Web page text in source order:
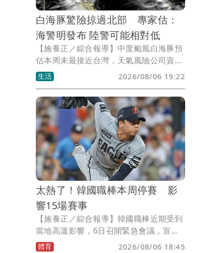
白海豚驚險掠過北部 專家估：
海警明發布 陸警可能相對低
【施養正／綜合報導】中度颱風白海豚預
估本周末最接近台灣，天氣風險公司資深
顧問吳聖宇6日表示，海上颱風警報應該
是7日就會發布，陸上警報只能說不排
除，但由於模式預報資料，大多顯示颱風
靠近過程有繼續減弱、風圈縮減的機會，
因此陸警的可能性相對還是低一些。
生活 2026/08/06 19:22
太熱了！韓國職棒本周停賽 影
響15場賽事
【施養正／綜合報導】韓國職棒近期受到
當地高溫影響，6日召開緊急會議，宣布7
日至9日的15場比賽全部取消；且11日開
體育 2026/08/06 18:45